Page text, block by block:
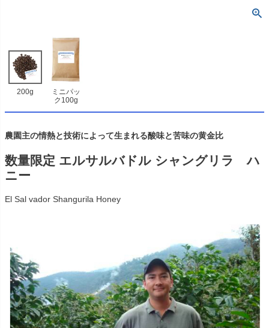
200g
ミニパッ
ク100g
農園主の情熱と技術によって生まれる酸味と苦味の黄金比
数量限定 エルサルバドル シャングリラ ハ
ニー
El Sal vador Shangurila Honey